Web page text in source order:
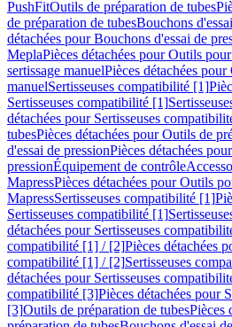
PushFitOutils de préparation de tubes
de préparation de tubesBouchons
détachées pour Bouchons d'essai de
MeplaPièces détachées pour Outils
sertissage manuelPièces détachées
manuelSertisseuses compatibilité [1]
Sertisseuses compatibilité [1]
détachées pour Sertisseuses
tubesPièces détachées pour Outils de
d'essai de pressionPièces détachées
pressionÉquipement de contrôle
MapressPièces détachées pour Outils
MapressSertisseuses compatibilité [1]
Sertisseuses compatibilité [1]
détachées pour Sertisseuses
compatibilité [1] / [2]Pièces détachées
compatibilité [1] / [2]Sertisseuses
détachées pour Sertisseuses
compatibilité [3]Pièces détachées pour
[3]Outils de préparation de tubesPièces